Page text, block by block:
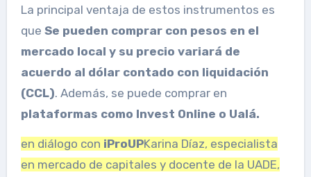
La principal ventaja de estos instrumentos es
que Se pueden comprar con pesos en el
mercado local y su precio variará de
acuerdo al dólar contado con liquidación
(CCL). Además, se puede comprar en
plataformas como Invest Online o Ualá.
en diálogo con iProUPKarina Díaz, especialista
en mercado de capitales y docente de la UADE,